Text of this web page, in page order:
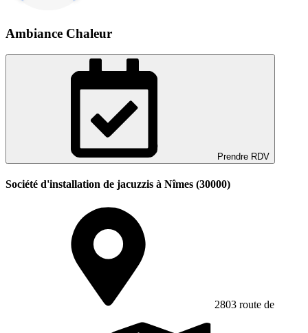
Ambiance Chaleur
Prendre RDV
Société d'installation de jacuzzis à Nîmes (30000)
2803 route de